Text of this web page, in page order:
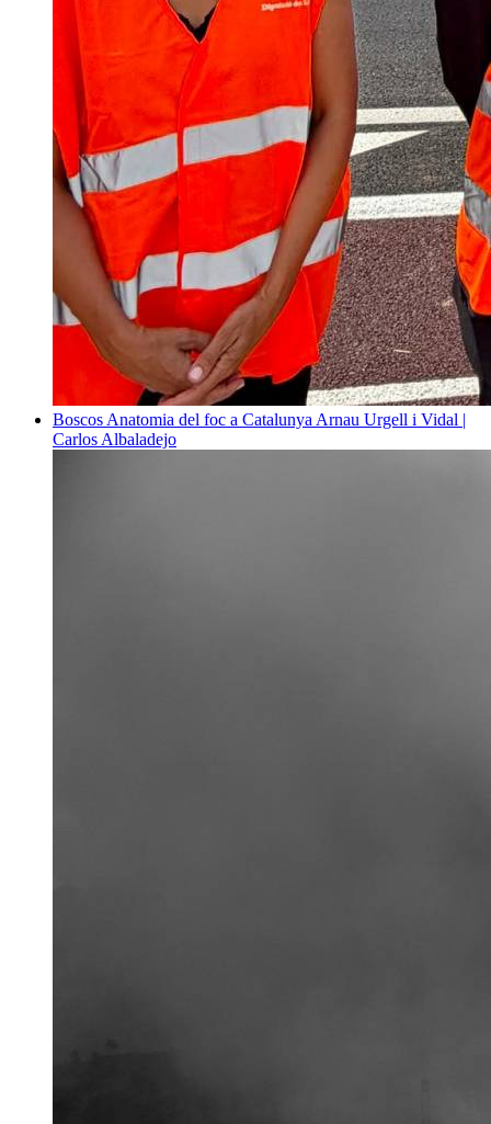
Boscos Anatomia del foc a Catalunya Arnau Urgell i Vidal |
Carlos Albaladejo